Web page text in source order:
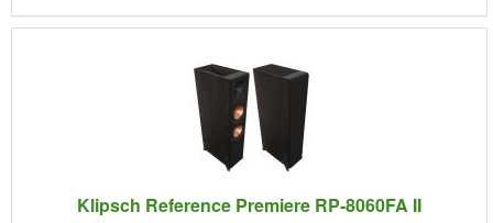
Klipsch Reference Premiere RP-8060FA II